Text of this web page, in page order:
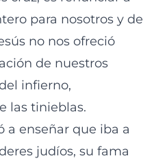
para nosotros y de
no nos ofreció
de nuestros
infierno,
las tinieblas.
a enseñar que iba a
judíos, su fama